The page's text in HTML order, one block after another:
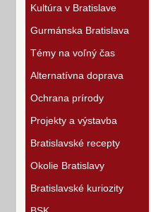
Kultúra v Bratislave
Gurmánska Bratislava
Témy na voľný čas
Alternatívna doprava
Ochrana prírody
Projekty a výstavba
Bratislavské recepty
Okolie Bratislavy
Bratislavské kuriozity